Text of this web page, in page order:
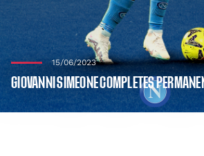
15/06/2023
GIOVANNI SIMEONE COMPLETES